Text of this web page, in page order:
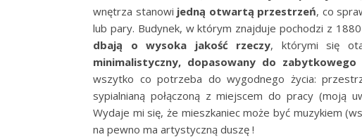
wnętrza stanowi jedną otwartą przestrzeń, co
lub pary. Budynek, w którym znajduje pochodzi z
dbają o wysoka jakość rzeczy, którymi się
minimalistyczny, dopasowany do zabytkowego
wszytko co potrzeba do wygodnego życia:
sypialnianą połączoną z miejscem do pracy (moją
Wydaje mi się, że mieszkaniec może być muzykiem
na pewno ma artystyczną duszę !